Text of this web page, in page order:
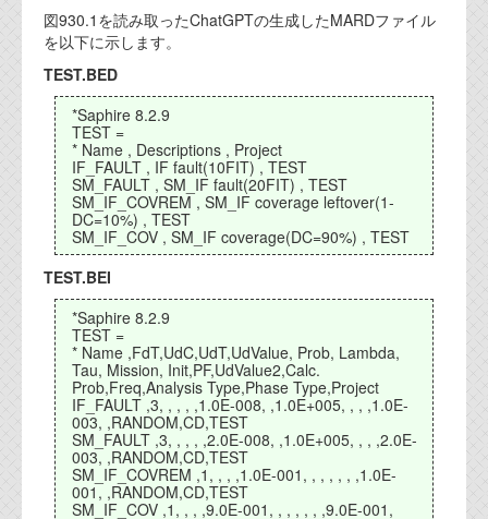
外部投稿記事
ブログテーマ
技術文書
ご希望の方は、お問い合わせページから
資料閲覧パスワードをお問い合わせ頂き
ログインをお願い致します。アカウント
名は"opendocument"です。
機能安全用語集
設計用語集
オンラインショップ
お問い合わせ
FAQ
図930.1を読み取ったChatGPTの生成したMARDファイル
を以下に示します。
TEST.BED
*Saphire 8.2.9
TEST =
* Name , Descriptions , Project
IF_FAULT , IF fault(10FIT) , TEST
SM_FAULT , SM_IF fault(20FIT) , TEST
SM_IF_COVREM , SM_IF coverage leftover(1-
DC=10%) , TEST
SM_IF_COV , SM_IF coverage(DC=90%) , TEST
TEST.BEI
*Saphire 8.2.9
TEST =
* Name ,FdT,UdC,UdT,UdValue, Prob, Lambda,
Tau, Mission, Init,PF,UdValue2,Calc.
Prob,Freq,Analysis Type,Phase Type,Project
IF_FAULT ,3, , , , ,1.0E-008, ,1.0E+005, , , ,1.0E-
003, ,RANDOM,CD,TEST
SM_FAULT ,3, , , , ,2.0E-008, ,1.0E+005, , , ,2.0E-
003, ,RANDOM,CD,TEST
SM_IF_COVREM ,1, , , ,1.0E-001, , , , , , ,1.0E-
001, ,RANDOM,CD,TEST
SM_IF_COV ,1, , , ,9.0E-001, , , , , , ,9.0E-001,